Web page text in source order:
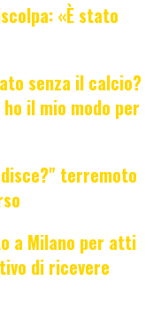
«È stato
senza il calcio?
il mio modo per
terremoto
a Milano per atti
di ricevere